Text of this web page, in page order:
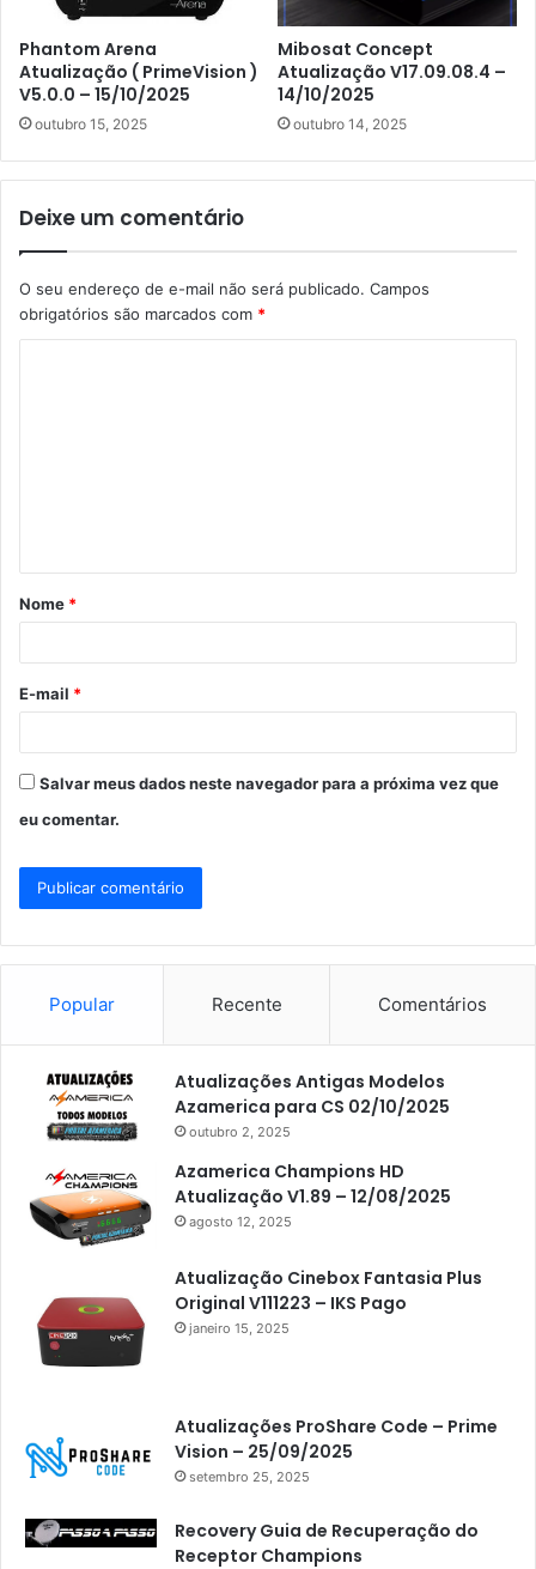
Phantom Arena
Atualização ( PrimeVision )
V5.0.0 – 15/10/2025
outubro 15, 2025
Mibosat Concept
Atualização V17.09.08.4 –
14/10/2025
outubro 14, 2025
Deixe um comentário
O seu endereço de e-mail não será publicado. Campos
obrigatórios são marcados com *
á
r
*
Nome *
E-mail *
Salvar meus dados neste navegador para a próxima vez que
eu comentar.
Popular Recente Comentários
Atualizações Antigas Modelos
Azamerica para CS 02/10/2025
outubro 2, 2025
Azamerica Champions HD
Atualização V1.89 – 12/08/2025
agosto 12, 2025
Atualização Cinebox Fantasia Plus
Original V111223 – IKS Pago
janeiro 15, 2025
Atualizações ProShare Code – Prime
Vision – 25/09/2025
setembro 25, 2025
Recovery Guia de Recuperação do
Receptor Champions